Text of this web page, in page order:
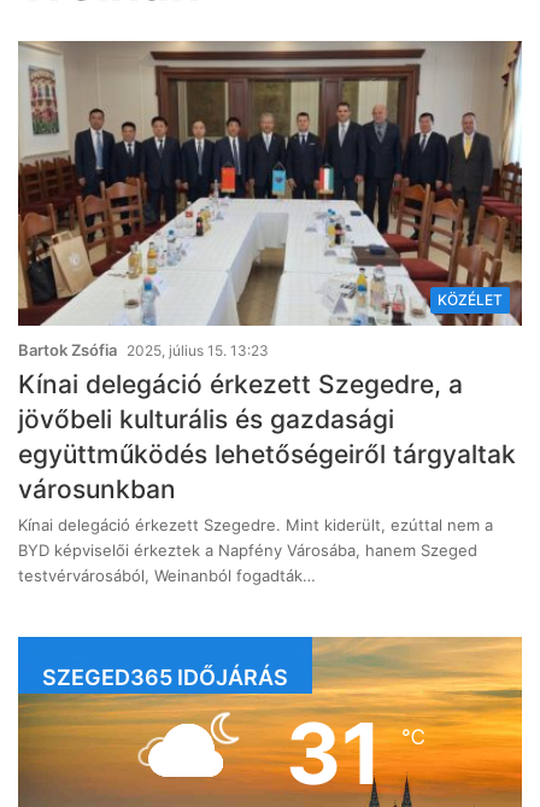
KÖZÉLET
Bartok Zsófia 2025, július 15. 13:23
Kínai delegáció érkezett Szegedre, a
jövőbeli kulturális és gazdasági
együttműködés lehetőségeiről tárgyaltak
városunkban
Kínai delegáció érkezett Szegedre. Mint kiderült, ezúttal nem a
BYD képviselői érkeztek a Napfény Városába, hanem Szeged
testvérvárosából, Weinanból fogadták…
SZEGED365 IDŐJÁRÁS
31℃